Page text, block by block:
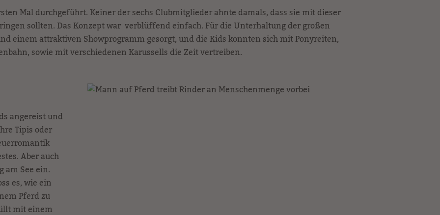
Mal durchgeführt. Keiner der sechs Clubmitglieder ahnte damals, dass sie mit dieser
sollten. Das Konzept war verblüffend einfach. Für die Unterhaltung der großen
einem attraktiven Showprogramm gesorgt, und die Kids konnten sich mit Ponyreiten,
sowie mit verschiedenen Karussells die Zeit vertreiben.
angereist und
Tipis oder
Aber auch
am See ein.
es, wie ein
Pferd zu
mit einem